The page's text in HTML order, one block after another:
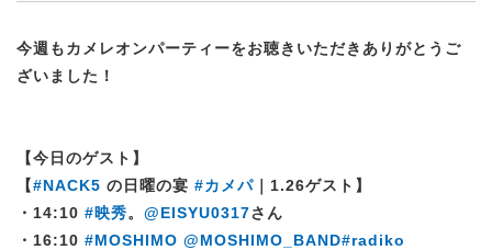
今週もカメレオンパーティーをお聴きいただきありがとうご
ざいました！
【今日のゲスト】
【#NACK5 の日曜の宴 #カメパ ｜1.26ゲスト】
・14:10 #映秀。 @EISYU0317さん
・16:10 #MOSHIMO @MOSHIMO_BAND#radiko